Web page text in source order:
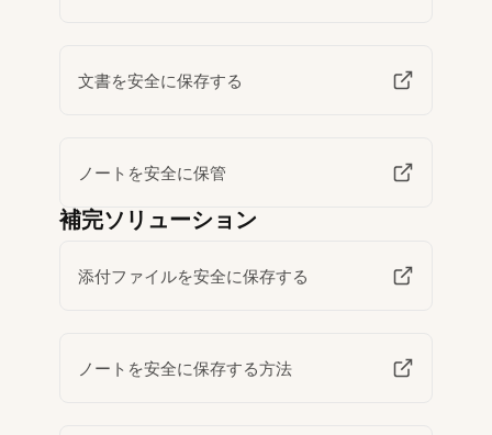
文書を安全に保存する
ノートを安全に保管
補完ソリューション
添付ファイルを安全に保存する
ノートを安全に保存する方法